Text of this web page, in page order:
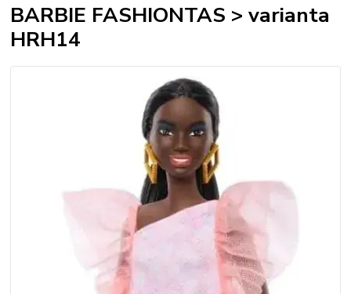
BARBIE FASHIONTAS > varianta
HRH14